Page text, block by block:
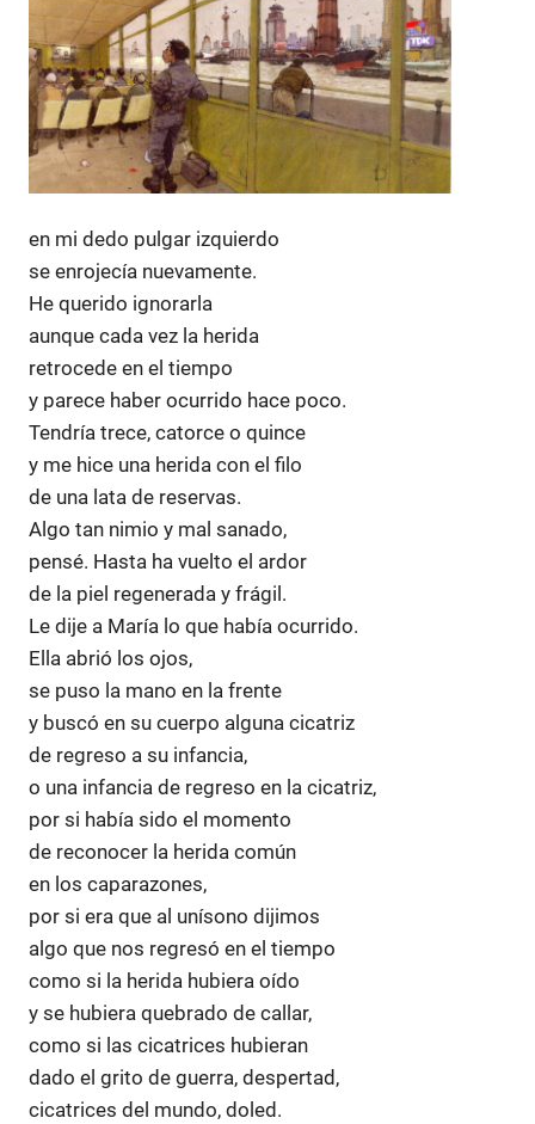
en mi dedo pulgar izquierdo
se enrojecía nuevamente.
He querido ignorarla
aunque cada vez la herida
retrocede en el tiempo
y parece haber ocurrido hace poco.
Tendría trece, catorce o quince
y me hice una herida con el filo
de una lata de reservas.
Algo tan nimio y mal sanado,
pensé. Hasta ha vuelto el ardor
de la piel regenerada y frágil.
Le dije a María lo que había ocurrido.
Ella abrió los ojos,
se puso la mano en la frente
y buscó en su cuerpo alguna cicatriz
de regreso a su infancia,
o una infancia de regreso en la cicatriz,
por si había sido el momento
de reconocer la herida común
en los caparazones,
por si era que al unísono dijimos
algo que nos regresó en el tiempo
como si la herida hubiera oído
y se hubiera quebrado de callar,
como si las cicatrices hubieran
dado el grito de guerra, despertad,
cicatrices del mundo, doled.